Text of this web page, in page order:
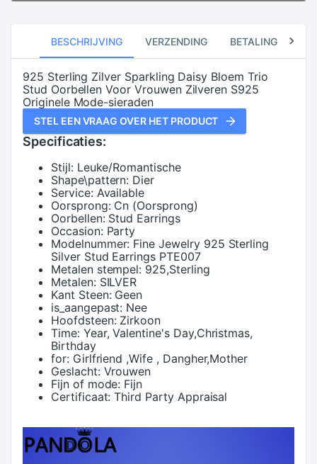
BESCHRIJVING VERZENDING BETALING
925 Sterling Zilver Sparkling Daisy Bloem Trio
Stud Oorbellen Voor Vrouwen Zilveren S925
Originele Mode-sieraden
STEL EEN VRAAG OVER HET PRODUCT
Specificaties:
Stijl: Leuke/Romantische
Shape\pattern: Dier
Service: Available
Oorsprong: Cn (Oorsprong)
Oorbellen: Stud Earrings
Occasion: Party
Modelnummer: Fine Jewelry 925 Sterling
Silver Stud Earrings PTE007
Metalen stempel: 925,Sterling
Metalen: SILVER
Kant Steen: Geen
is_aangepast: Nee
Hoofdsteen: Zirkoon
Time: Year, Valentine's Day,Christmas,
Birthday
for: Girlfriend ,Wife , Dangher,Mother
Geslacht: Vrouwen
Fijn of mode: Fijn
Certificaat: Third Party Appraisal